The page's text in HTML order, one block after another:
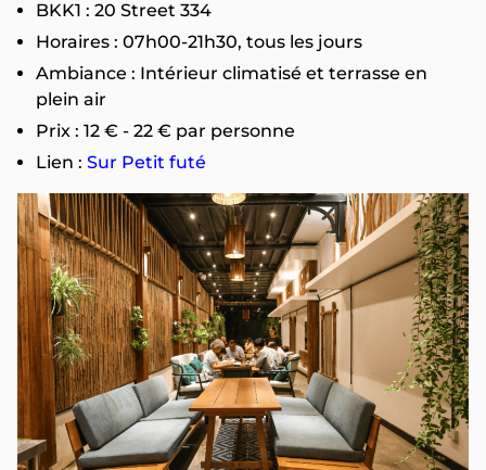
BKK1 : 20 Street 334
Horaires : 07h00-21h30, tous les jours
Ambiance : Intérieur climatisé et terrasse en
plein air
Prix : 12 € - 22 € par personne
Lien : Sur Petit futé